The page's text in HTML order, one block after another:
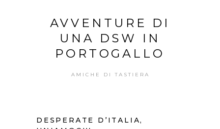
AVVENTURE DI
UNA DSW IN
PORTOGALLO
AMICHE DI TASTIERA
DESPERATE D’ITALIA,